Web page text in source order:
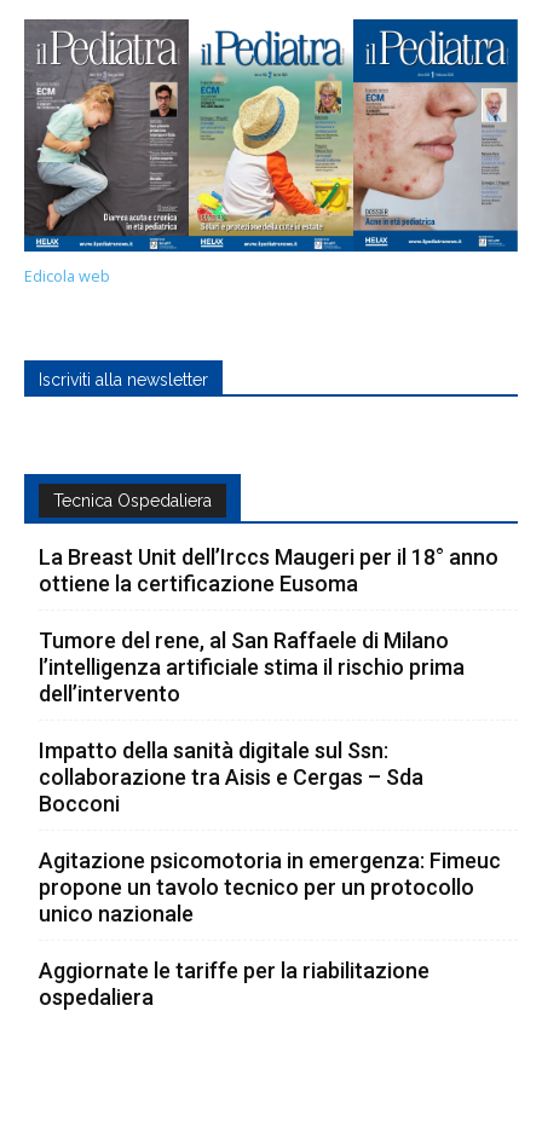
Edicola web
Iscriviti alla newsletter
Tecnica Ospedaliera
La Breast Unit dell’Irccs Maugeri per il 18° anno
ottiene la certificazione Eusoma
Tumore del rene, al San Raffaele di Milano
l’intelligenza artificiale stima il rischio prima
dell’intervento
Impatto della sanità digitale sul Ssn:
collaborazione tra Aisis e Cergas – Sda
Bocconi
Agitazione psicomotoria in emergenza: Fimeuc
propone un tavolo tecnico per un protocollo
unico nazionale
Aggiornate le tariffe per la riabilitazione
ospedaliera